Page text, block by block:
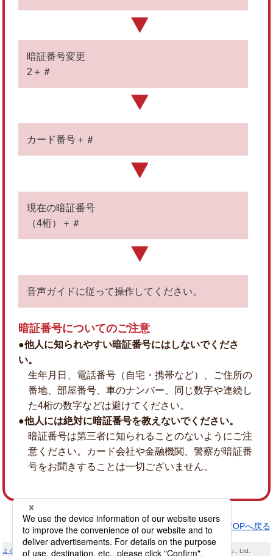
暗証番号変更
2＋＃
カード番号＋＃
現在の暗証番号
（4桁）＋＃
音声ガイドに従って操作してください。
暗証番号についてのご注意
●他人に知られやすい暗証番号にはしないでくださ
い。
生年月日、電話番号（自宅・携帯など）、ご住所の
番地、部屋番号、車のナンバー、同じ数字や連続し
た4桁の数字などは避けてください。
●他人には絶対に暗証番号を教えないでください。
暗証番号は第三者に知られることのないようにご注
意ください。カード会社や金融機関、警察が暗証番
号をお聞きすることは一切ございません。
ページTOPへ戻る
よくあるご質問（Q&A） 出光クレジットトップ Copyright (C) Idemitsu Credit Co., Ltd.